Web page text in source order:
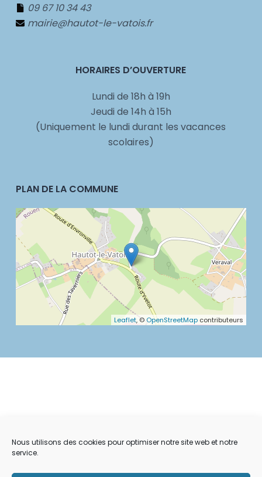
Nous utilisons des cookies pour optimiser notre site web et notre
service.
09 67 10 34 43
mairie@hautot-le-vatois.fr
HORAIRES D’OUVERTURE
Lundi de 18h à 19h
Jeudi de 14h à 15h
(Uniquement le lundi durant les vacances
scolaires)
PLAN DE LA COMMUNE
Leaflet, © OpenStreetMap contributeurs